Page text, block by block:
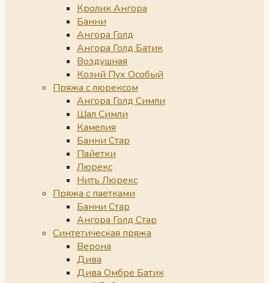
Кролик Ангора
Банни
Ангора Голд
Ангора Голд Батик
Воздушная
Козий Пух Особый
Пряжа с люрексом
Ангора Голд Симли
Шал Симли
Камелия
Банни Стар
Пайетки
Люрекс
Нить Люрекс
Пряжа с паетками
Банни Стар
Ангора Голд Стар
Синтетическая пряжа
Верона
Дива
Дива Омбре Батик